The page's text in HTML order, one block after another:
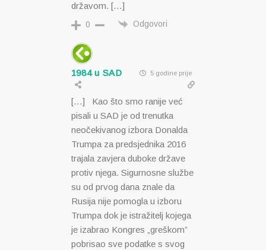
državom. […]
0 Odgovori
1984 u SAD 5 godine prije
[…] Kao što smo ranije već
pisali u SAD je od trenutka
neočekivanog izbora Donalda
Trumpa za predsjednika 2016
trajala zavjera duboke države
protiv njega. Sigurnosne službe
su od prvog dana znale da
Rusija nije pomogla u izboru
Trumpa dok je istražitelj kojega
je izabrao Kongres „greškom”
pobrisao sve podatke s svog